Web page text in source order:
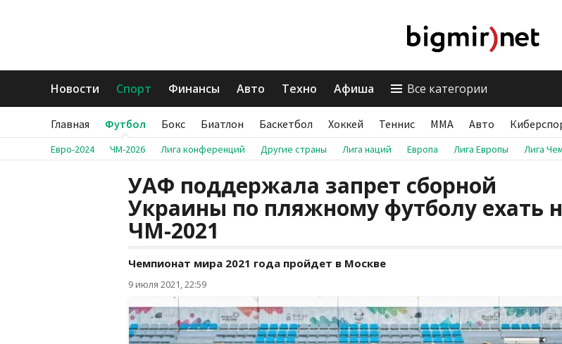
Новости Спорт Финансы Авто Техно Афиша Все категории
Главная Футбол Бокс Биатлон Баскетбол Хоккей Теннис ММА Авто
Евро-2024 ЧМ-2026 Лига конференций Другие страны Лига наций Европа Лига Европы Лига
УАФ поддержала запрет сборной
Украины по пляжному футболу ехать
ЧМ-2021
Чемпионат мира 2021 года пройдет в Москве
9 июля 2021, 22:59